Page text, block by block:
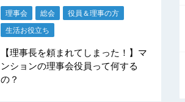
理事会 総会 役員＆理事の方
生活お役立ち
【理事長を頼まれてしまった！】マ
ンションの理事会役員って何する
の？